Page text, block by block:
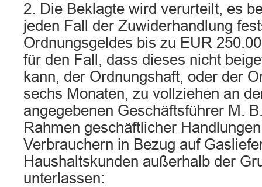
2. Die Beklagte wird verurteilt, es
jeden Fall der Zuwiderhandlung
Ordnungsgeldes bis zu EUR
für den Fall, dass dieses nicht
kann, der Ordnungshaft, oder der
sechs Monaten, zu vollziehen an
angegebenen Geschäftsführer M.
Rahmen geschäftlicher
Verbrauchern in Bezug auf
Haushaltskunden außerhalb der
unterlassen: